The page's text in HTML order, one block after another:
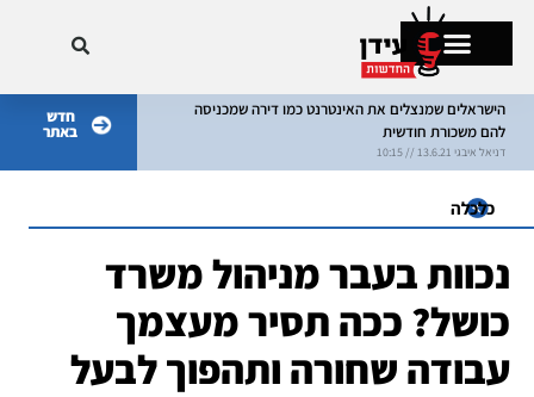
הישראלים שמנצלים את האינטרנט כמו דירה שמכניסה
להם משכורת חודשית
דניאל איבגי 13.6.21 // 10:15
מתקרחים בישראל
חדש
באתר
כלכלה
נכוות בעבר מניהול משרד
כושל? ככה תסיר מעצמך
עבודה שחורה ותהפוך לבעל